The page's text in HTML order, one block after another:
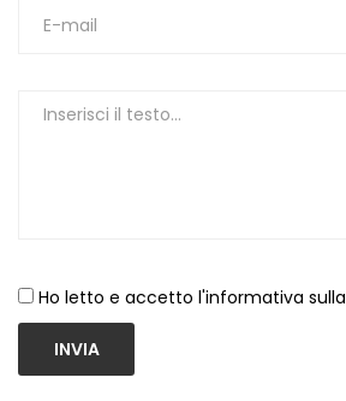
Ho letto e accetto l'informativa sulla
INVIA